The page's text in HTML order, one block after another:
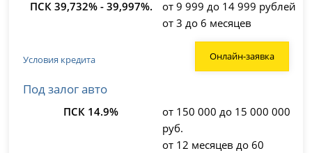
ПСК 39,732% - 39,997%.
от 9 999 до 14 999 рублей
от 3 до 6 месяцев
Условия кредита Онлайн-заявка
Под залог авто
ПСК 14.9%
от 150 000 до 15 000 000
руб.
от 12 месяцев до 60